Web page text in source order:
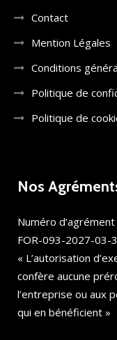
Contact
Mention Légales
Conditions
Politique de
Politique de
Nos
Numéro d’agrément
FOR-093-2027-03-
« L’autorisation
confère aucune
l’entreprise ou aux
qui en bénéficient »